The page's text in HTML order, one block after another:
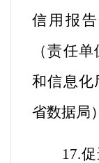
信用报
（责任单
和信息化
省数据局）
17.